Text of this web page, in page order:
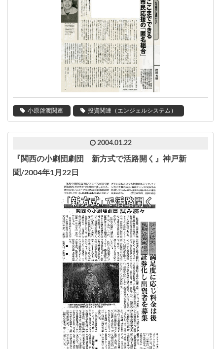
小原啓渡関連 投資関連（エンジェルシステム）
2004.01.22
『関西の小劇団劇団 新方式で活路開く』神戸新
聞/2004年1月22日